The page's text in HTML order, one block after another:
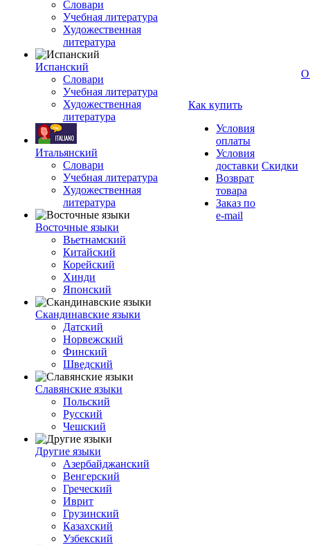
Словари
Учебная литература
Художественная
литература
Испанский
Словари
Учебная литература
Художественная
литература
Итальянский
Словари
Учебная литература
Художественная
литература
Восточные языки
Вьетнамский
Китайский
Корейский
Хинди
Японский
Скандинавские языки
Датский
Норвежский
Финский
Шведский
Славянские языки
Польский
Русский
Чешский
Другие языки
Азербайджанский
Венгерский
Греческий
Иврит
Грузинский
Казахский
Узбекский
Как купить
Условия
оплаты
Условия
доставки
Возврат
товара
Заказ по
e-mail
Скидки
О